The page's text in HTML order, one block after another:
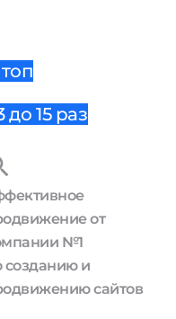
15 раз
от
№1
созданию и
сайтов